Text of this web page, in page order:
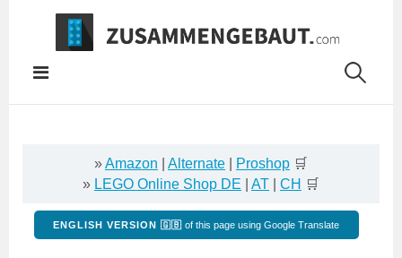
Springe
Inhalt
»Amazon Alternate Proshop 🛒
» LEGO Online Shop DE AT CH 🛒
ENGLISH VERSION 🇬🇧 of this page using Google Translate